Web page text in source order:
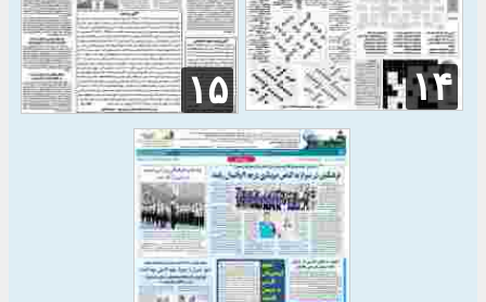
۱۴ ۱۵